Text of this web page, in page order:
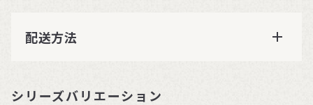
配送方法
シリーズバリエーション